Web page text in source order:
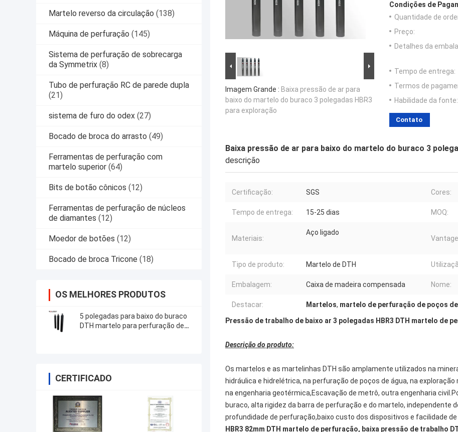
Martelo reverso da circulação (138)
Máquina de perfuração (145)
Sistema de perfuração de sobrecarga
da Symmetrix (8)
Tubo de perfuração RC de parede dupla
(21)
sistema de furo do odex (27)
Bocado de broca do arrasto (49)
Ferramentas de perfuração com
martelo superior (64)
Bits de botão cônicos (12)
Ferramentas de perfuração de núcleos
de diamantes (12)
Moedor de botões (12)
Bocado de broca Tricone (18)
OS MELHORES PRODUTOS
5 polegadas para baixo do buraco
DTH martelo para perfuração de
CERTIFICADO
Imagem Grande : Baixa pressão de ar para
baixo do martelo do buraco 3 polegadas HBR3
para exploração
Condições de
Quantidade de
Preço:
Detalhes da
Tempo de entrega:
Termos de
Habilidade da fonte:
Contato
Baixa pressão de ar para baixo do martelo do buraco 3
descrição
Certificação: SGS Cores:
Tempo de entrega: 15-25 dias MOQ:
Materiais:
Aço ligado
Tipo de produto: Martelo de DTH
Embalagem: Caixa de madeira compensada Nome:
Destacar: Martelos, martelo de perfuração de poços
Pressão de trabalho de baixo ar 3 polegadas HBR3 DTH martelo de
Descrição do produto:
Os martelos e as martelinhas DTH são amplamente utilizados na
hidráulica e hidrelétrica, na perfuração de poços de água, na
na engenharia geotérmica,Escavação de metrô, outra engenharia
buraco, alta rigidez da barra de perfuração e do martelo, independente
profundidade de perfuração,baixo custo dos dispositivos e facilidade
HBR3 82mm DTH martelo de perfuração, baixa pressão de trabalho